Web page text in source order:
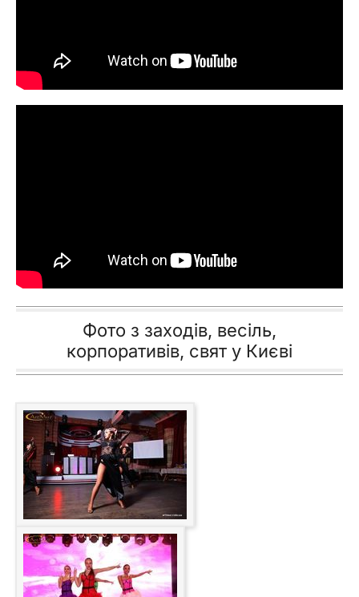
Фото з заходів, весіль,
корпоративів, свят у Києві